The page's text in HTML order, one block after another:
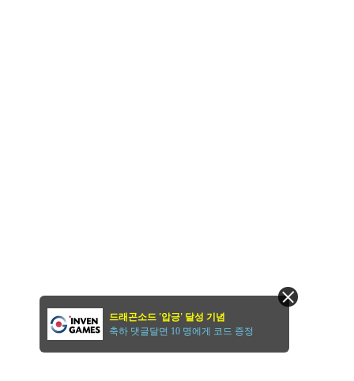
드래곤소드 '압긍' 달성 기념
축하 댓글달면 10 명에게 코드 증정